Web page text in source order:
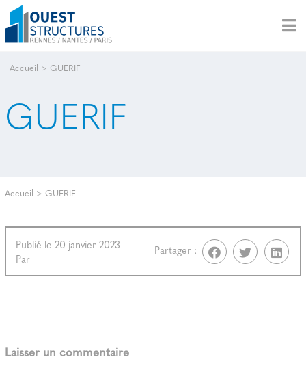
Accueil > GUERIF
GUERIF
Accueil > GUERIF
Publié le 20 janvier 2023
Par
Partager :
Laisser un commentaire